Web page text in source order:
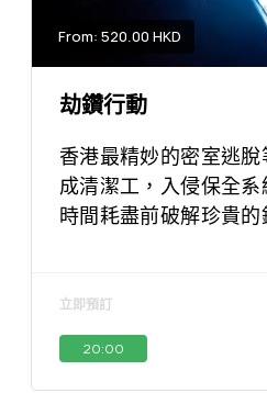
From: 520.00 HKD
劫鑽行動
香港最精妙的密室逃
成清潔工，入侵保全
時間耗盡前破解珍貴的
立即預訂
20:00